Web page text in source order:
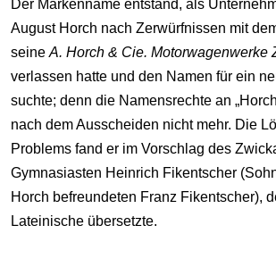
Der Markenname entstand, als
August Horch nach Zerwürfnissen mit
seineA. Horch & Cie. Motorwagenwerke
verlassen hatte und den Namen für ein
suchte; denn die Namensrechte an
nach dem Ausscheiden nicht mehr. Die
Problems fand er im Vorschlag des
Gymnasiasten Heinrich Fikentscher
Horch befreundeten Franz Fikentscher),
Lateinische übersetzte.